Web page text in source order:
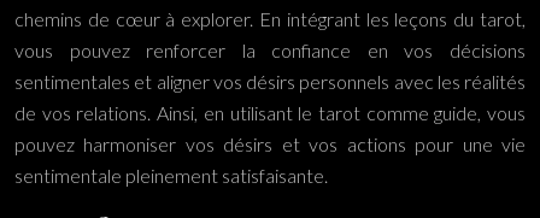
chemins de cœur à explorer. En intégrant les leçons du tarot,
vous pouvez renforcer la confiance en vos décisions
sentimentales et aligner vos désirs personnels avec les réalités
de vos relations. Ainsi, en utilisant le tarot comme guide, vous
pouvez harmoniser vos désirs et vos actions pour une vie
sentimentale pleinement satisfaisante.